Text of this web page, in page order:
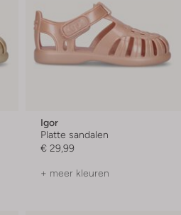
Igor
Platte sandalen
€ 29,99
+ meer kleuren